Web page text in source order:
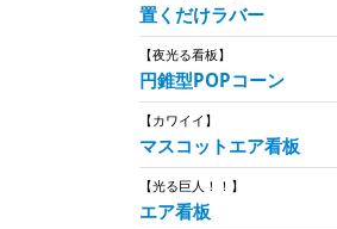
置くだけラバー
【夜光る看板】
円錐型POPコーン
【カワイイ】
マスコットエア看板
【光る巨人！！】
エア看板